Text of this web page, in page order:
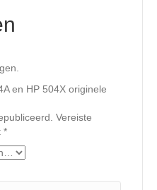
en HP 504X originele
Vereiste
*